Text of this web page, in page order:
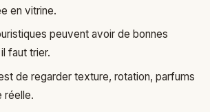
en vitrine.
peuvent avoir de bonnes
faut trier.
de regarder texture, rotation, parfums
réelle.